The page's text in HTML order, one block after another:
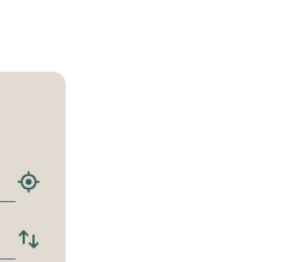
Hitta
hållplats
Byt